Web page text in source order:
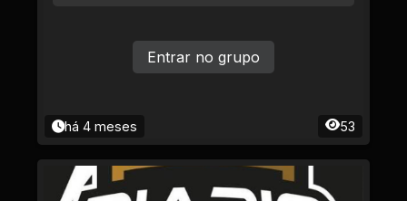
há 4 meses 53
Entrar no grupo